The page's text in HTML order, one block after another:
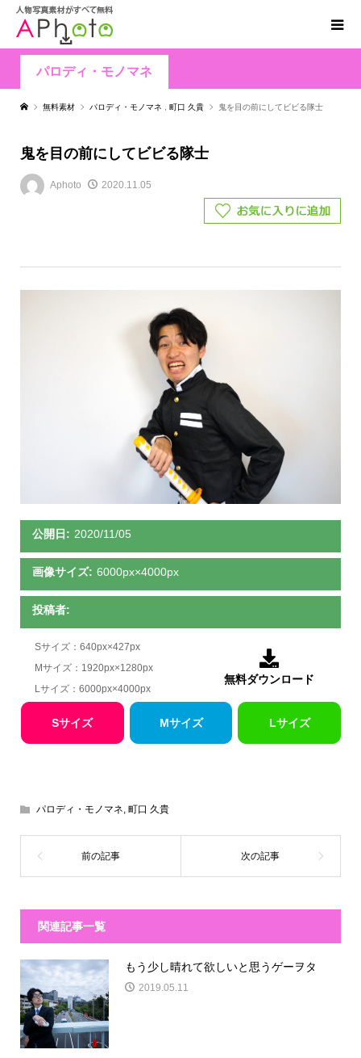
パロディ・モノマネ
無料素材 パロディ・モノマネ 町口 久貴 鬼を目の前にしてビビる隊士
鬼を目の前にしてビビる隊士
Aphoto 2020.11.05
公開日: 2020/11/05
画像サイズ: 6000px×4000px
投稿者:
Sサイズ：640px×427px
Mサイズ：1920px×1280px
Lサイズ：6000px×4000px

無料ダウンロード
Sサイズ Mサイズ Lサイズ
パロディ・モノマネ, 町口 久貴
関連記事一覧
もう少し晴れて欲しいと思うゲーヲタ
2019.05.11